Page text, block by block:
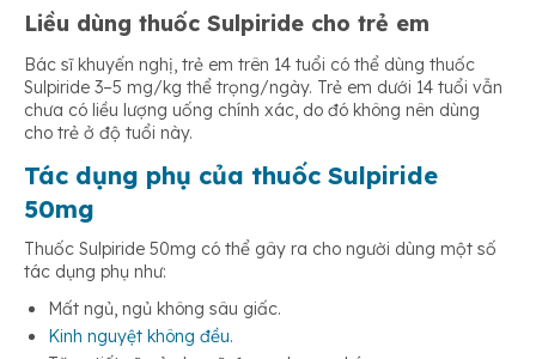
Liều dùng thuốc Sulpiride cho trẻ em
Bác sĩ khuyến nghị, trẻ em trên 14 tuổi có thể dùng thuốc
Sulpiride 3–5 mg/kg thể trọng/ngày. Trẻ em dưới 14 tuổi vẫn
chưa có liều lượng uống chính xác, do đó không nên dùng
cho trẻ ở độ tuổi này.
Tác dụng phụ của thuốc Sulpiride
50mg
Thuốc Sulpiride 50mg có thể gây ra cho người dùng một số
tác dụng phụ như:
Mất ngủ, ngủ không sâu giấc.
Kinh nguyệt không đều.